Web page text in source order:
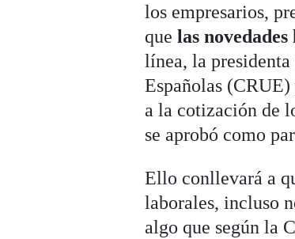
los empresarios,
que las
línea, la
Españolas (CRUE)
a la cotización de
se aprobó como
Ello conllevará a
laborales, incluso
algo que según la